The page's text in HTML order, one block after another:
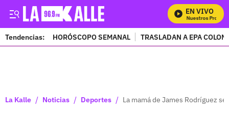
EN VIVO
Mira Todos Nuestros
Tendencias: HORÓSCOPO SEMANAL TRASLADAN A EPA
La Kalle / Noticias / Deportes / La mamá de James Rodríguez